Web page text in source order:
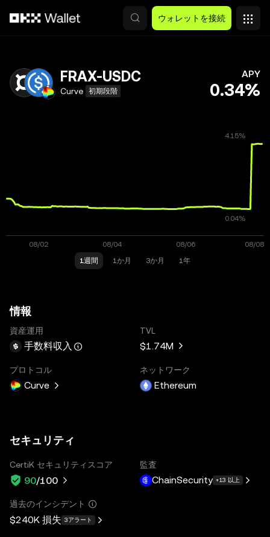
ウォレットを接続
FRAX-USDC
Curve 初期段階
APY
0.34%
1週間 1か月 3か月 1年
情報
資産運用
手数料収入
TVL
$1.74M
プロトコル
Curve
ネットワーク
Ethereum
セキュリティ
CertiK セキュリティスコア
90/100
監査
ChainSecurity +13 以上
過去のインシデント
$240K 損失 3アラート